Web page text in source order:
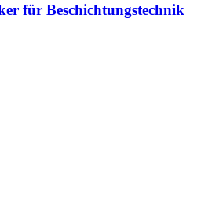
für Beschichtungstechnik